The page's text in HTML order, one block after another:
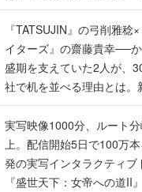
で作り込まれた理由を両デ
く
『TATSUJIN』の弓削雅稔
イターズ』の齋藤貴幸──
盛期を支えていた2人が、
社で机を並べる理由とは。
『TATSUJIN EXTREME』
んだレジェンド2人に訊く
実写映像1000分、ルート
上。配信開始5日で100万
発の実写インタラクティブ
『盛世天下：女帝への道II